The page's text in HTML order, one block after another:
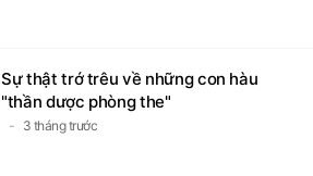
Sự thật trớ trêu về những con hàu
"thần dược phòng the"
3 tháng trước